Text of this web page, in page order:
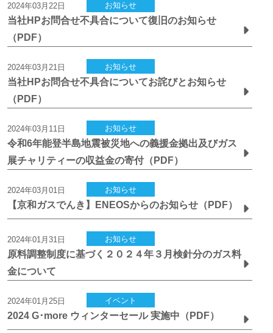
2024年03月22日 お知らせ
当社HPお問合せ不具合について復旧のお知らせ
（PDF）
2024年03月21日 お知らせ
当社HPお問合せ不具合についてお詫びとお知らせ
（PDF）
2024年03月11日 お知らせ
令和6年能登半島地震被災地への義援金拠出及びガス
展チャリティーの収益金の寄付（PDF）
2024年03月01日 お知らせ
【京和ガスでんき】ENEOSからのお知らせ（PDF）
2024年01月31日 お知らせ
原料調整制度に基づく２０２４年３月検針分のガス料
金について
2024年01月25日 イベント
2024 G･more ウィンターセール 実施中（PDF）